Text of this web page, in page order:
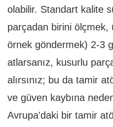
olabilir. Standart kalite
parçadan birini
örnek göndermek) 2-3
atlarsanız, kusurlu
alırsınız; bu da tamir
ve güven kaybına
Avrupa'daki bir tamir